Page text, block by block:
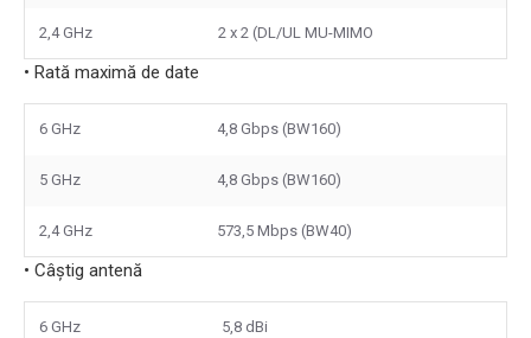
2,4 GHz 2 x 2 (DL/UL MU-MIMO
• Rată maximă de date
6 GHz 4,8 Gbps (BW160)
5 GHz 4,8 Gbps (BW160)
2,4 GHz 573,5 Mbps (BW40)
• Câștig antenă
6 GHz 5,8 dBi